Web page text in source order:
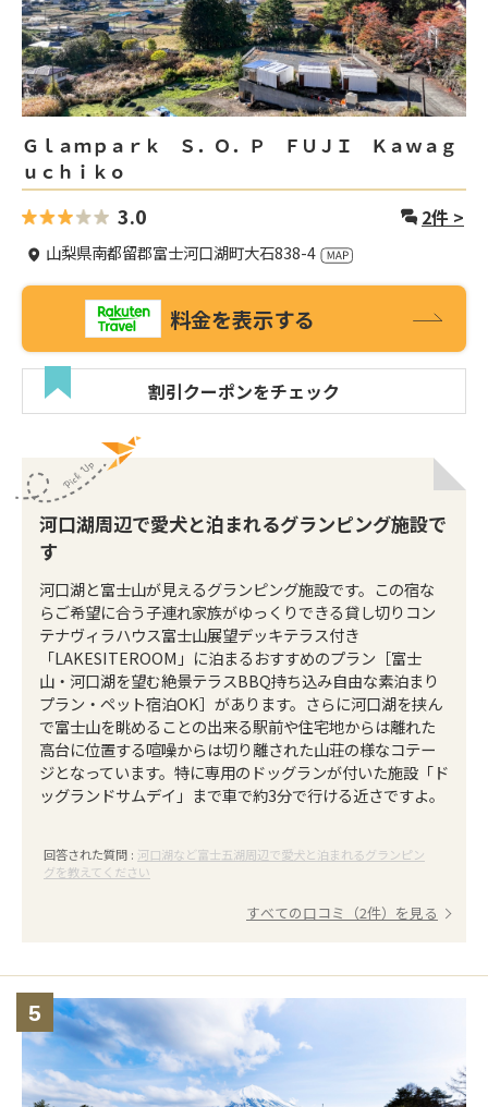
Ｇｌａｍｐａｒｋ Ｓ．Ｏ．Ｐ ＦＵＪＩ Ｋａｗａｇ
ｕｃｈｉｋｏ
3.0 2件 >
山梨県南都留郡富士河口湖町大石838-4
料金を表示する
割引クーポンをチェック
河口湖周辺で愛犬と泊まれるグランピング施設で
す
河口湖と富士山が見えるグランピング施設です。この宿な
らご希望に合う子連れ家族がゆっくりできる貸し切りコン
テナヴィラハウス富士山展望デッキテラス付き
「LAKESITEROOM」に泊まるおすすめのプラン［富士
山・河口湖を望む絶景テラスBBQ持ち込み自由な素泊まり
プラン・ペット宿泊OK］があります。さらに河口湖を挟ん
で富士山を眺めることの出来る駅前や住宅地からは離れた
高台に位置する喧噪からは切り離された山荘の様なコテー
ジとなっています。特に専用のドッグランが付いた施設「ド
ッグランドサムデイ」まで車で約3分で行ける近さですよ。
回答された質問 : 河口湖など富士五湖周辺で愛犬と泊まれるグランピン
グを教えてください
すべての口コミ（2件）を見る
5